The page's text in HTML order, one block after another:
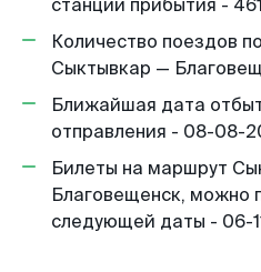
станции прибытия -
Количество поездов
Сыктывкар —
Ближайшая дата
отправления - 08-08-
Билеты на маршрут
Благовещенск, можно
следующей даты - 06-